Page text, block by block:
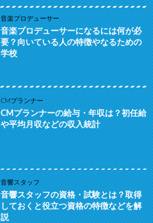
音楽プロデューサー
音楽プロデューサーになるには何が必
要？向いている人の特徴やなるための
学校
CMプランナー
CMプランナーの給与・年収は？初任給
や平均月収などの収入統計
音響スタッフ
音響スタッフの資格・試験とは？取得
しておくと役立つ資格の特徴などを解
説